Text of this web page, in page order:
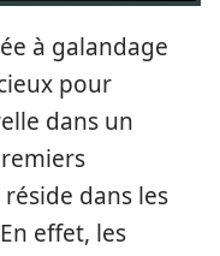
à galandage
pour
dans un
dans les
effet, les